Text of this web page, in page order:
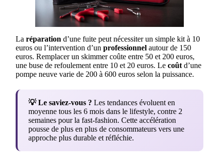
La réparation d’une fuite peut nécessiter un simple kit à 10
euros ou l’intervention d’un professionnel autour de 150
euros. Remplacer un skimmer coûte entre 50 et 200 euros,
une buse de refoulement entre 10 et 20 euros. Le coût d’une
pompe neuve varie de 200 à 600 euros selon la puissance.
💡 Le saviez-vous ? Les tendances évoluent en
moyenne tous les 6 mois dans le lifestyle, contre 2
semaines pour la fast-fashion. Cette accélération
pousse de plus en plus de consommateurs vers une
approche plus durable et réfléchie.